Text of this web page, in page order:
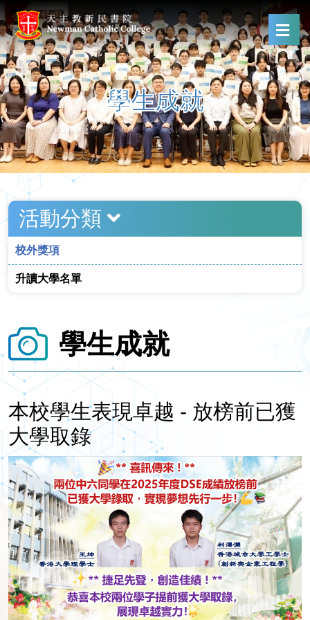
學生成就
活動分類
校外獎項
升讀大學名單
學生成就
本校學生表現卓越 - 放榜前已獲
大學取錄